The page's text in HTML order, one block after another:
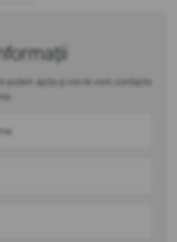
putem ajuta și noi te vom contacta